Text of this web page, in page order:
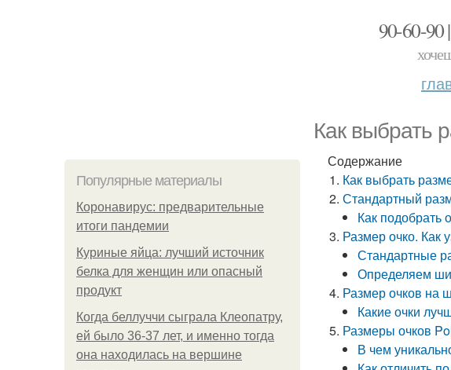
90-60-
Как выбрать
Популярные материалы
Коронавирус: предварительные
итоги пандемии
Куриные яйца: лучший источник
белка для женщин или опасный
продукт
Когда беллуччи сыграла Клеопатру,
ей было 36-37 лет, и именно тогда
она находилась на вершине
Содержание
Как выбрать
Стандартный
Как подобрать
Размер очко. Как
Стандартные
Определяем
Размер очков на
Какие очки
Размеры очков
В чем